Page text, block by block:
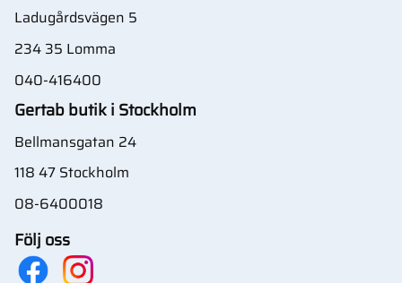
Ladugårdsvägen 5
234 35 Lomma
040-416400
Gertab butik i Stockholm
Bellmansgatan 24
118 47 Stockholm
08-6400018
Följ oss